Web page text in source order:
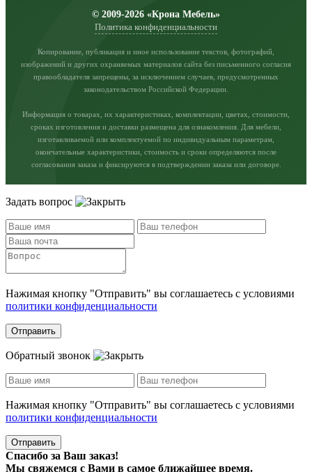
© 2009-2026 «Крона Мебель»
Политика конфиденциальности
Копирование, публикация и иное использование текстов, фотографий,
изображений и других охраняемых материалов сайта без письменного согласия
правообладателя запрещены, за исключением случаев, предусмотренных
законодательством Российской Федерации.
Информация о товарах, их характеристиках, комплектации, цветах, стоимости,
сроках изготовления и доставки размещена для ознакомления. Для мебели,
изготавливаемой или комплектуемой по индивидуальным параметрам,
окончательные характеристики, стоимость и сроки определяются после
согласования заказа и фиксируются в подтверждении заказа или договоре.
Задать вопрос
Нажимая кнопку "Отправить" вы соглашаетесь с условиями
политики конфиденциальности
Отправить
Обратный звонок
Нажимая кнопку "Отправить" вы соглашаетесь с условиями
политики конфиденциальности
Отправить
Спасибо за Ваш заказ!
Мы свяжемся с Вами в самое ближайшее время.